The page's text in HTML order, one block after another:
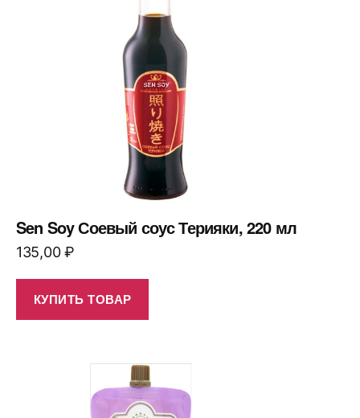
Sen Soy Соевый соус Терияки, 220 мл
135,00₽
КУПИТЬ ТОВАР